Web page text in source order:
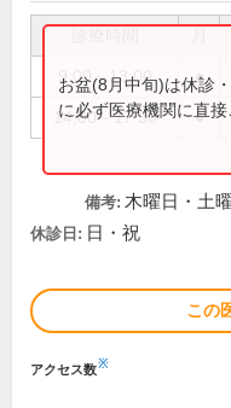
9:00～13:00 ●
14:00～17:30 ●
お盆(8月中旬)は休診
に必ず医療機関に直接
備考: 木曜日・土
休診日: 日・祝
この
アクセス数※